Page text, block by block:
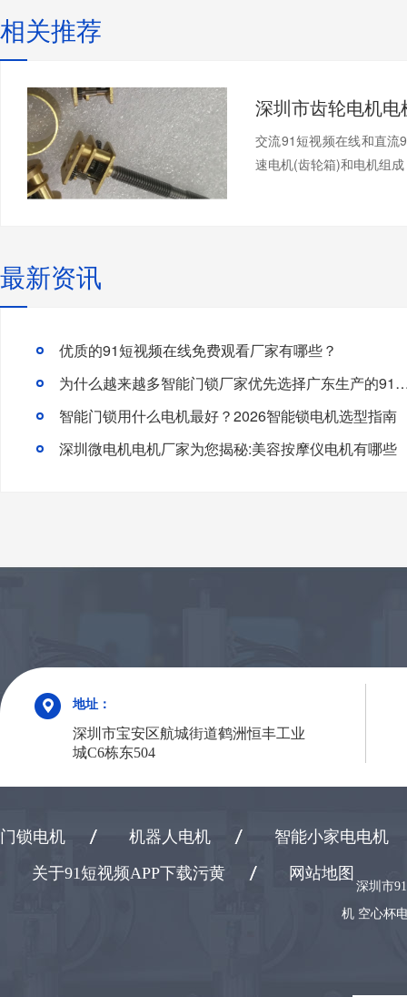
相关推荐
交流91短视频在线和直流
速电机(齿轮箱)和电机组
最新资讯
优质的91短视频在线免费观看厂家有哪些？
为什么越来越多智能门锁厂家优先选择广
智能门锁用什么电机最好？2026智能锁电机选型指南
深圳微电机电机厂家为您揭秘:美容按摩仪电机有哪些
地址：
深圳市宝安区航城街道鹤洲恒丰工业
城C6栋东504
门锁电机 机器人电机
智能小家电电机
关于91短视频APP下载污黄
网站地图
深圳市
机 空心杯